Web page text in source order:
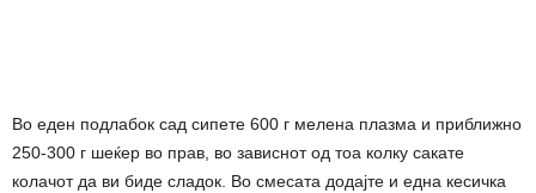
Во еден подлабок сад сипете 600 г мелена плазма и приближно
250-300 г шеќер во прав, во зависнот од тоа колку сакате
колачот да ви биде сладок. Во смесата додајте и една кесичка